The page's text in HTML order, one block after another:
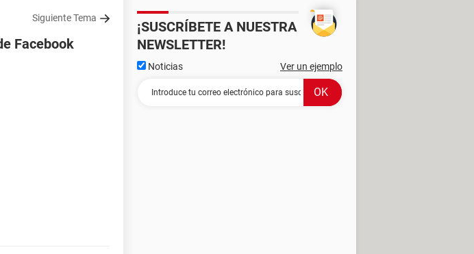
Siguiente Tema
Facebook
¡SUSCRÍBETE A NUESTRA
NEWSLETTER!
Noticias Ver un ejemplo